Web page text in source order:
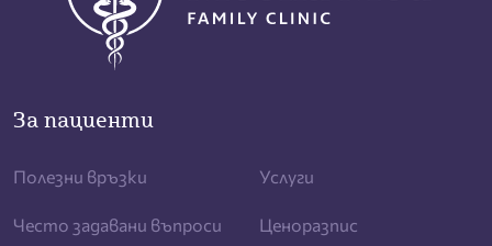
За пациенти
Полезни връзки
Често задавани въпроси
Услуги
Ценоразпис